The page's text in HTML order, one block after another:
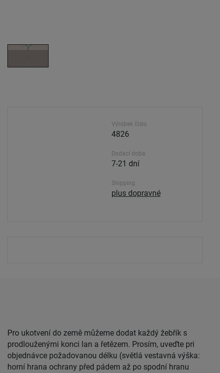
Výrobek číslo
4826
Dodací doba.
7-21 dní
Shipping
plus dopravné
Pro ukotvení do země můžeme dodat každý žebřík s
prodlouženými konci lan a řetězem. Prosím, uveďte pri
objednávce požadovanou délku (světlá vestavná výška:
horní hrana ochrany před pádem až po spodní hranu